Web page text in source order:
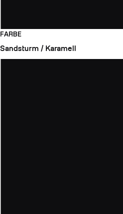
FARBE
Sandsturm / Karamell